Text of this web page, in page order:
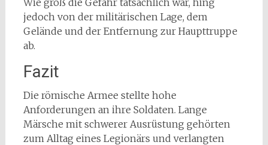
Wie groß die Gefahr tatsächlich war, hing
jedoch von der militärischen Lage, dem
Gelände und der Entfernung zur Haupttruppe
ab.
Fazit
Die römische Armee stellte hohe
Anforderungen an ihre Soldaten. Lange
Märsche mit schwerer Ausrüstung gehörten
zum Alltag eines Legionärs und verlangten